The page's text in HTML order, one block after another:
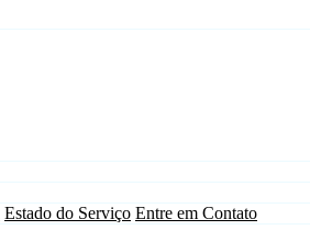
Estado do Serviço Entre em Contato